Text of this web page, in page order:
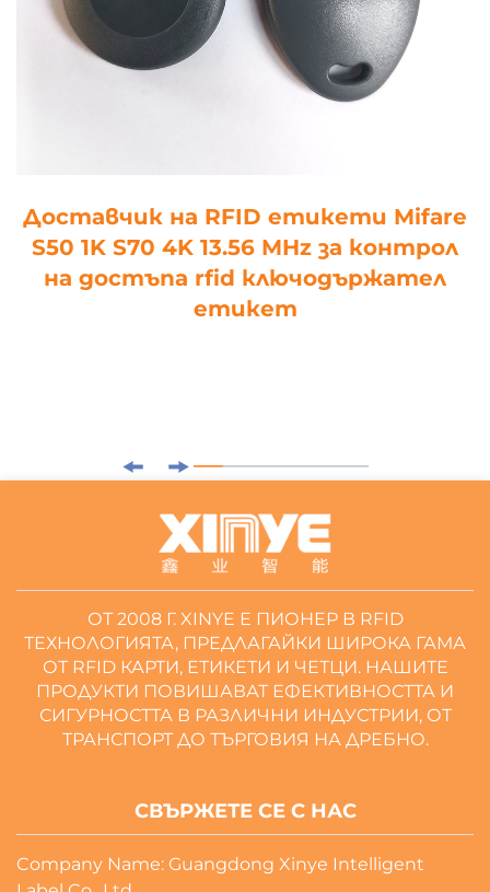
Доставчик на RFID етикети Mifare
S50 1K S70 4K 13.56 MHz за контрол
на достъпа rfid ключодържател
етикет
ОТ 2008 Г. XINYE Е ПИОНЕР В RFID
ТЕХНОЛОГИЯТА, ПРЕДЛАГАЙКИ ШИРОКА ГАМА
ОТ RFID КАРТИ, ЕТИКЕТИ И ЧЕТЦИ. НАШИТЕ
ПРОДУКТИ ПОВИШАВАТ ЕФЕКТИВНОСТТА И
СИГУРНОСТТА В РАЗЛИЧНИ ИНДУСТРИИ, ОТ
ТРАНСПОРТ ДО ТЪРГОВИЯ НА ДРЕБНО.
СВЪРЖЕТЕ СЕ С НАС
Company Name: Guangdong Xinye Intelligent